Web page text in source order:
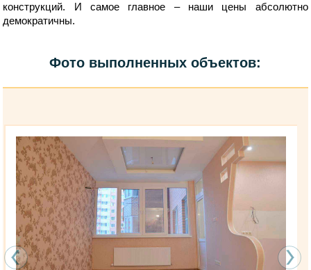
конструкций. И самое главное – наши цены абсолютно
демократичны.
Фото выполненных объектов: